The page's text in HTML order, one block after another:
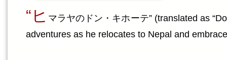
“ヒ マラヤのドン・キホーテ” (translated as
adventures as he relocates to Nepal and